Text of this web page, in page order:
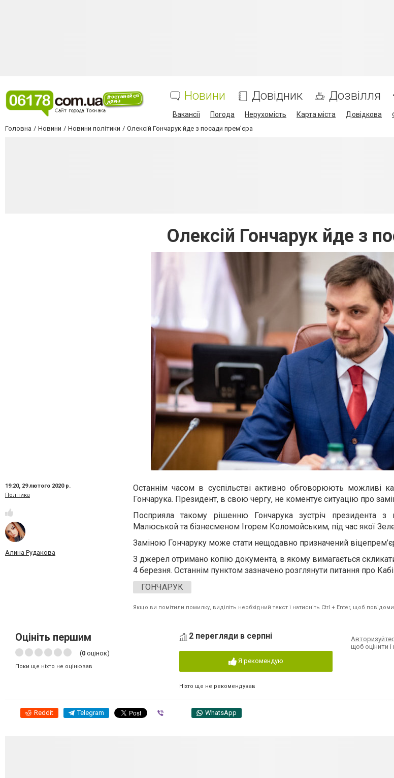
Новини Довідник Дозвілля
Вакансії Погода Нерухомість Карта міста Довідкова
Головна Новини Новини політики Олексій Гончарук йде з посади прем’єра
Олексій Гончарук йде з
19:20, 29 лютого 2020 р.
Політика
Алина Рудакова
Останнім часом в суспільстві активно обговорюють можливі
Гончарука. Президент, в свою чергу, не коментує ситуацію про
Посприяла такому рішенню Гончарука зустріч президента з
Малюськой та бізнесменом Ігорем Коломойським, під час якої
Заміною Гончаруку може стати нещодавно призначений
З джерел отримано копію документа, в якому вимагається
4 березня. Останнім пунктом зазначено розглянути питання про
ГОНЧАРУК
Якщо ви помітили помилку, виділіть необхідний текст і натисніть Ctrl + Enter, щоб
Оцініть першим
(0 оцінок)
Поки ще ніхто не оцінював
2 перегляди в серпні
Я рекомендую
Ніхто ще не рекомендував
щоб оцінити
Reddit Telegram WhatsApp